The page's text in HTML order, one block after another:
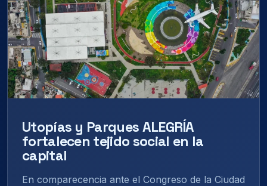
Utopías y Parques ALEGRÍA
fortalecen tejido social en la
capital
En comparecencia ante el Congreso de la Ciudad